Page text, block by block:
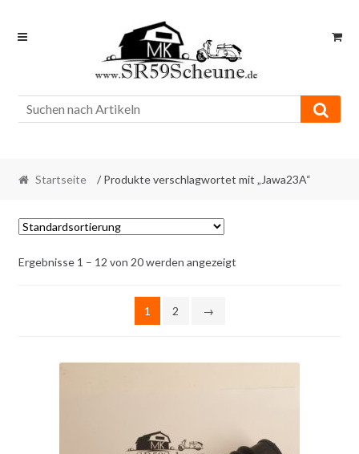
Skip
Skip
Startseite / Produkte verschlagwortet mit „Jawa23A“
Ergebnisse 1 – 12 von 20 werden angezeigt
1 2 →